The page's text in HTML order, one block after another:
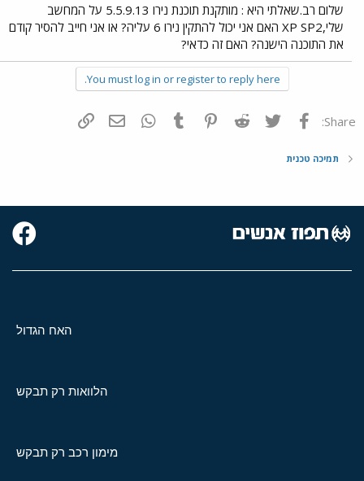
שלום רב.שאלתי היא : מותקנת תוכנת נירו 5.5.9.13 על המחשב
שלי,XP SP2 האם אני יכול להתקין נירו 6 עליה? או אני חייב להסיר קודם
את התוכנה הישנה? האם זה כדאי?
You must log in or register to reply here.
Share: פייסבוק Twitter
Reddit
Pinterest
Tumblr
WhatsAppדואר אלקטרוני
תמיכה טכנית
האח הגדול
הלוואות רק תבקש
מימון רכב רק תבקש